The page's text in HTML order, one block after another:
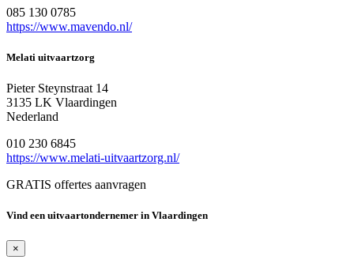
085 130 0785
https://www.mavendo.nl/
Melati uitvaartzorg
Pieter Steynstraat 14
3135 LK Vlaardingen
Nederland
010 230 6845
https://www.melati-uitvaartzorg.nl/
GRATIS offertes aanvragen
Vind een uitvaartondernemer in Vlaardingen
×